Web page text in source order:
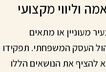
מעוניין או מתאים
העסק המשפחתי. תפקידו
להציף את הנושאים הללו